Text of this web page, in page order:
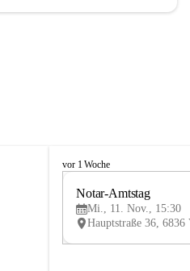
V
vor 1 Woche
Notar-Amtstag
Mi., 11. Nov., 15:30